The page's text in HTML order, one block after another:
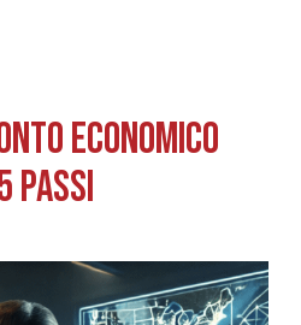
ECONOMICO
PASSI